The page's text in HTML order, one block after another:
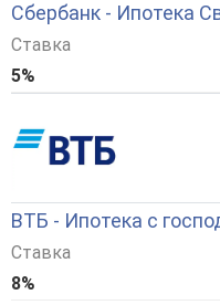
Сбербанк - Ипотека
Ставка
5%
ВТБ - Ипотека с
Ставка
8%